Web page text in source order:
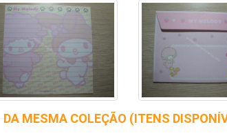
DA MESMA COLEÇÃO (ITENS